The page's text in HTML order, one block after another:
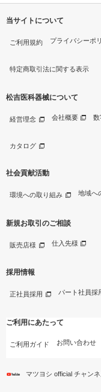
当サイトについて
ご利用規約 プライバシーポ
特定商取引法に関する表示
松吉医科器械について
経営理念 会社概要 数
カタログ
社会貢献活動
環境への取り組み 地域へ
新規お取引のご相談
販売店様 仕入先様
採用情報
正社員採用 パート社員採
ご利用にあたって
ご利用ガイド お問い合わせ
マツヨシ official チャン